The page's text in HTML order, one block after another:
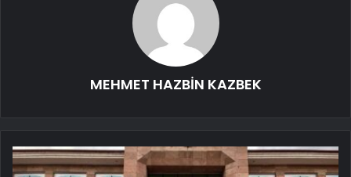
MEHMET HAZBİN KAZBEK